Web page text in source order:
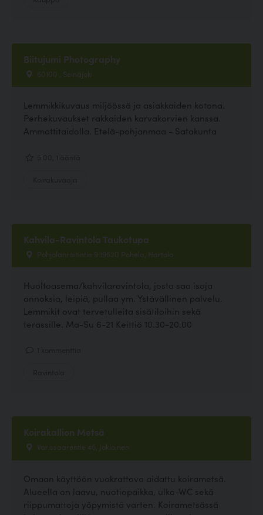
Biitujumi Photography
60100 , Seinäjoki
Lemmikkikuvaus miljöössä ja asiakkaiden kotona.
Perhekuvaukset rakkaiden karvakorvien kanssa.
Ammattitaidolla. Etelä-pohjanmaa - Satakunta
Kahvila-Ravintola Taukotupa
Pohjolanraitintie 9 19620 Pohela, Hartola
Huoltoasema/kahvilaravintola, josta saa isoja
annoksia, leipiä, pullaa ym. Ystävällinen palvelu.
Lemmikit ovat tervetulleita sisätiloihin sekä
terassille. Ma-Su 6-21 Keittiö 10.30-20.00
Koirakallion Metsä
Varissaarentie 46, Jokioinen
Omaan käyttöön vuokrattava aidattu koirametsä.
Alueella on laavu, nuotiopaikka, ulko-WC sekä
riippumattoja yöpymistä varten. Koirametsässä